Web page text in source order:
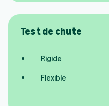
Test de chute
Rigide
Flexible